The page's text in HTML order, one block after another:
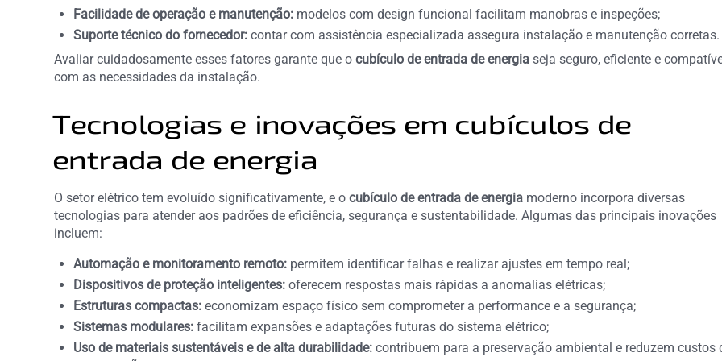
Facilidade de operação e manutenção: modelos com design funcional facilitam manobras e inspeções;
Suporte técnico do fornecedor: contar com assistência especializada assegura instalação e manutenção corretas.
Avaliar cuidadosamente esses fatores garante que ocubículo de entrada de energia seja seguro, eficiente e
com as necessidades da instalação.
Tecnologias e inovações em cubículos de
entrada de energia
O setor elétrico tem evoluído significativamente, e ocubículo de entrada de energia moderno incorpora diversas
tecnologias para atender aos padrões de eficiência, segurança e sustentabilidade. Algumas das principais inovações
incluem:
Automação e monitoramento remoto: permitem identificar falhas e realizar ajustes em tempo real;
Dispositivos de proteção inteligentes: oferecem respostas mais rápidas a anomalias elétricas;
Estruturas compactas: economizam espaço físico sem comprometer a performance e a segurança;
Sistemas modulares: facilitam expansões e adaptações futuras do sistema elétrico;
Uso de materiais sustentáveis e de alta durabilidade: contribuem para a preservação ambiental e reduzem custos